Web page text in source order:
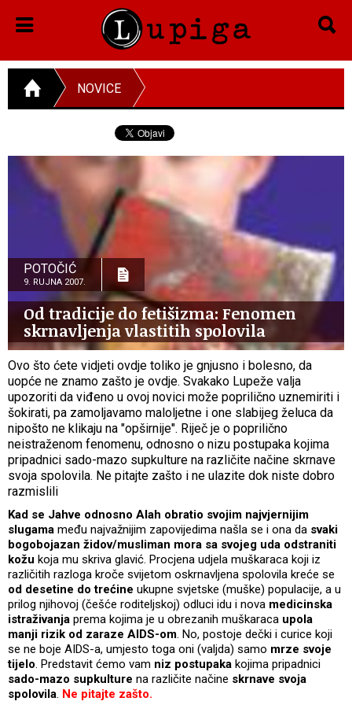
NOVICE
POTOČIĆ
9. RUJNA 2007.
Od tradicije do fetišizma: Fenomen
skrnavljenja vlastitih spolovila
Ovo što ćete vidjeti ovdje toliko je gnjusno i bolesno, da
uopće ne znamo zašto je ovdje. Svakako Lupeže valja
upozoriti da viđeno u ovoj novici može poprilično uznemiriti i
šokirati, pa zamoljavamo maloljetne i one slabijeg želuca da
nipošto ne klikaju na "opširnije". Riječ je o poprilično
neistraženom fenomenu, odnosno o nizu postupaka kojima
pripadnici sado-mazo supkulture na različite načine skrnave
svoja spolovila. Ne pitajte zašto i ne ulazite dok niste dobro
razmislili
Kad se Jahve odnosno Alah obratio svojim najvjernijim
slugama među najvažnijim zapovijedima našla se i ona da svaki
bogobojazan židov/musliman mora sa svojeg uda odstraniti
kožu koja mu skriva glavić. Procjena udjela muškaraca koji iz
različitih razloga kroče svijetom oskrnavljena spolovila kreće se
od desetine do trećine ukupne svjetske (muške) populacije, a u
prilog njihovoj (češće roditeljskoj) odluci idu i nova medicinska
istraživanja prema kojima je u obrezanih muškaraca upola
manji rizik od zaraze AIDS-om. No, postoje dečki i curice koji
se ne boje AIDS-a, umjesto toga oni (valjda) samo mrze svoje
tijelo. Predstavit ćemo vam niz postupaka kojima pripadnici
sado-mazo supkulture na različite načine skrnave svoja
spolovila. Ne pitajte zašto.